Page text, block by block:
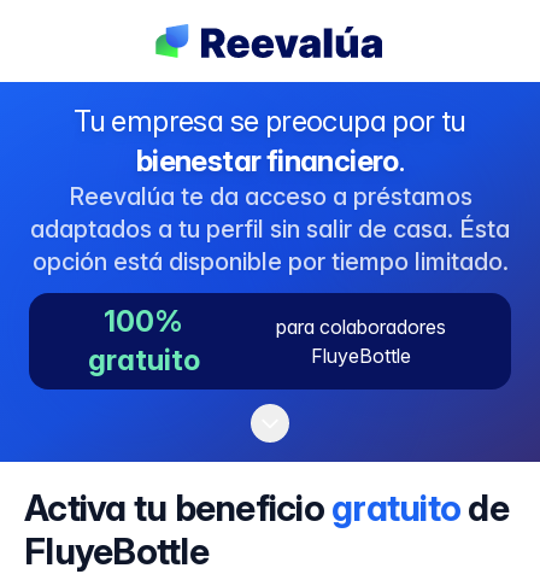
Tu empresa se preocupa por tu
bienestar financiero.
Reevalúa te da acceso a préstamos
adaptados a tu perfil sin salir de casa. Ésta
opción está disponible por tiempo limitado.
100%
gratuito
para colaboradores
FluyeBottle
Activa tu beneficiogratuitode
FluyeBottle